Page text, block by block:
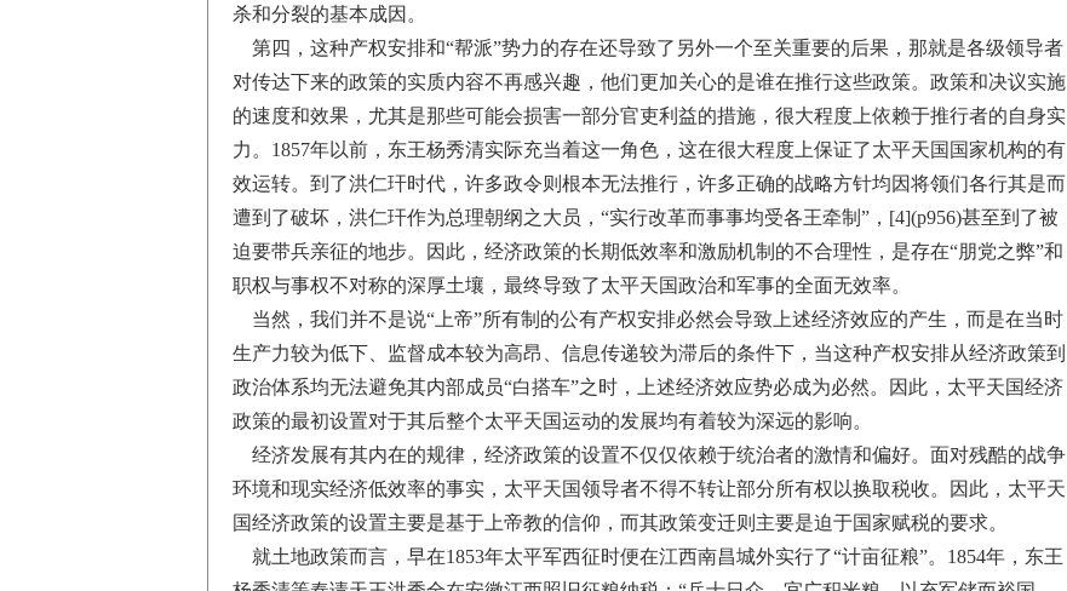
杀和分裂的基本成因。
第四，这种产权安排和“帮派”势力的存在还导致了另外一个至关重要的后果，那就是各级领导者
对传达下来的政策的实质内容不再感兴趣，他们更加关心的是谁在推行这些政策。政策和决议实施
的速度和效果，尤其是那些可能会损害一部分官吏利益的措施，很大程度上依赖于推行者的自身实
力。1857年以前，东王杨秀清实际充当着这一角色，这在很大程度上保证了太平天国国家机构的有
效运转。到了洪仁玕时代，许多政令则根本无法推行，许多正确的战略方针均因将领们各行其是而
遭到了破坏，洪仁玕作为总理朝纲之大员，“实行改革而事事均受各王牵制”，[4](p956)甚至到了被
迫要带兵亲征的地步。因此，经济政策的长期低效率和激励机制的不合理性，是存在“朋党之弊”和
职权与事权不对称的深厚土壤，最终导致了太平天国政治和军事的全面无效率。
当然，我们并不是说“上帝”所有制的公有产权安排必然会导致上述经济效应的产生，而是在当时
生产力较为低下、监督成本较为高昂、信息传递较为滞后的条件下，当这种产权安排从经济政策到
政治体系均无法避免其内部成员“白搭车”之时，上述经济效应势必成为必然。因此，太平天国经济
政策的最初设置对于其后整个太平天国运动的发展均有着较为深远的影响。
经济发展有其内在的规律，经济政策的设置不仅仅依赖于统治者的激情和偏好。面对残酷的战争
环境和现实经济低效率的事实，太平天国领导者不得不转让部分所有权以换取税收。因此，太平天
国经济政策的设置主要是基于上帝教的信仰，而其政策变迁则主要是迫于国家赋税的要求。
就土地政策而言，早在1853年太平军西征时便在江西南昌城外实行了“计亩征粮”。1854年，东王